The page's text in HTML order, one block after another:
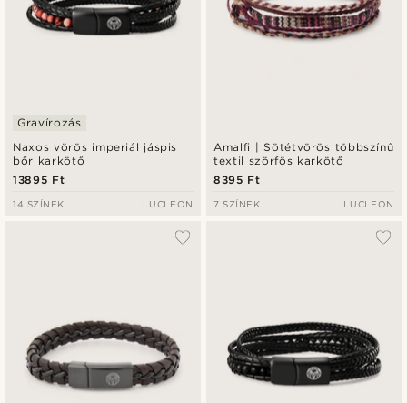
Naxos vörös imperiál jáspis
bőr karkötő
Gravírozás
13895 Ft
14 SZÍNEK LUCLEON
Amalfi | Sötétvörös többszínű
textil szörfös karkötő
8395 Ft
7 SZÍNEK LUCLEON